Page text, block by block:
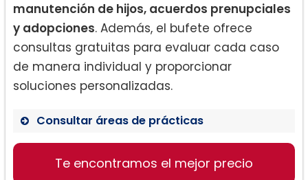
manutención de hijos, acuerdos prenupciales
y adopciones. Además, el bufete ofrece
consultas gratuitas para evaluar cada caso
de manera individual y proporcionar
soluciones personalizadas.
Consultar áreas de prácticas
Divorcio
Divorcio de Alto Patrimonio
Te encontramos el mejor precio